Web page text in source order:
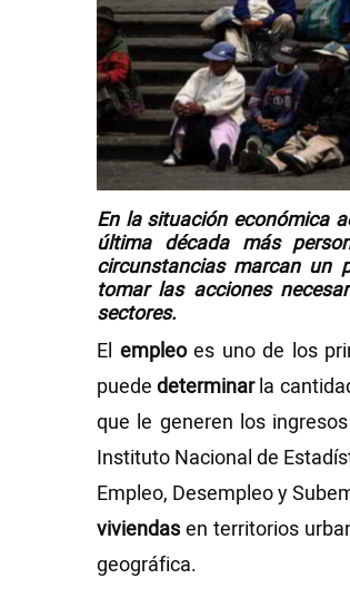
NEWSLETTERS
En la situación económica
última década más
circunstancias marcan un
tomar las acciones
sectores.
El empleoes uno de los
puededeterminarla
que le generen los
Instituto Nacional de
Empleo, Desempleo y
viviendas en territorios
geográfica.